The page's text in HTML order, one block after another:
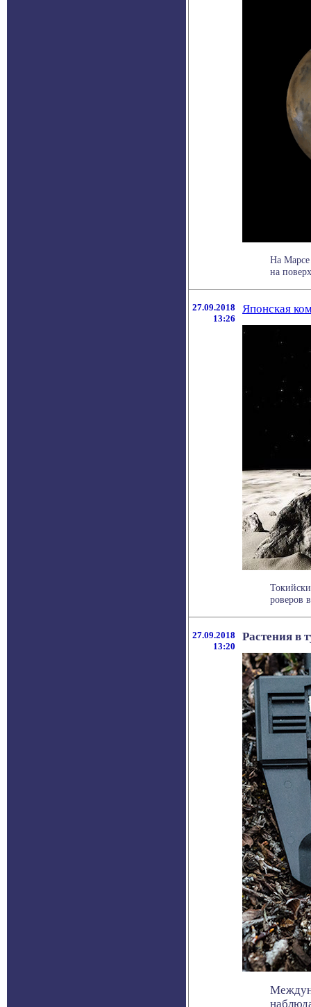
На Марсе
на
27.09.2018
13:26
Японская
роверов
27.09.2018
13:20
Растения в